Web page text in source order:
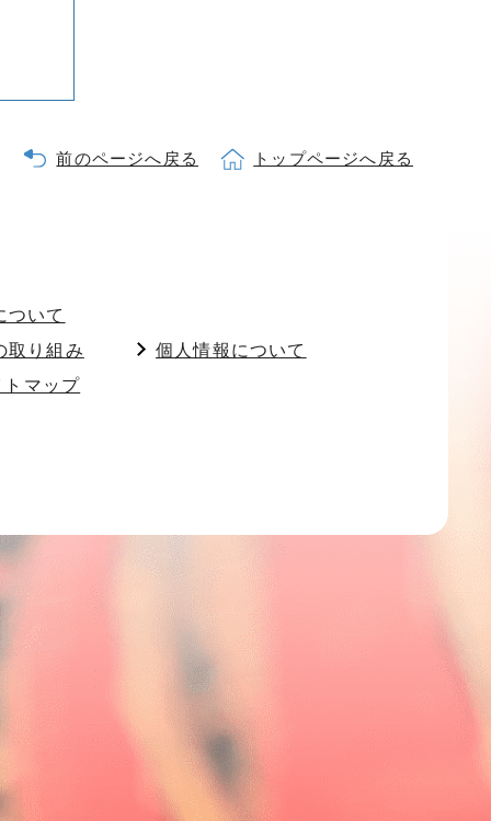
前のページへ戻る トップページへ戻る
ついて
取り組み
個人情報について
トマップ